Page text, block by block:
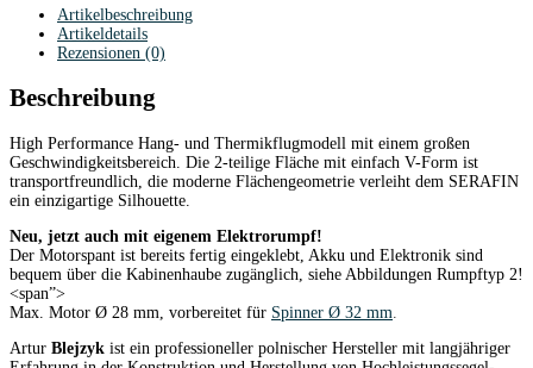
Artikelbeschreibung
Artikeldetails
Rezensionen (0)
Beschreibung
High Performance Hang- und Thermikflugmodell mit einem großen
Geschwindigkeitsbereich. Die 2-teilige Fläche mit einfach V-Form ist
transportfreundlich, die moderne Flächengeometrie verleiht dem SERAFIN
ein einzigartige Silhouette.
Neu, jetzt auch mit eigenem Elektrorumpf!
Der Motorspant ist bereits fertig eingeklebt, Akku und Elektronik sind
bequem über die Kabinenhaube zugänglich, siehe Abbildungen Rumpftyp 2!
<span”>
Max. Motor Ø 28 mm, vorbereitet für Spinner Ø 32 mm
Artur Blejzyk ist ein professioneller polnischer Hersteller mit langjähriger